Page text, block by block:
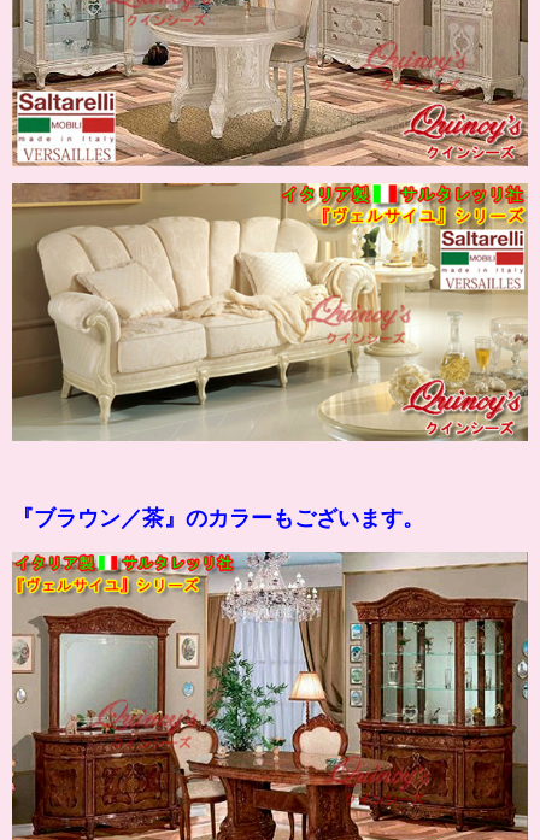
『ブラウン／茶』のカラーもございます。